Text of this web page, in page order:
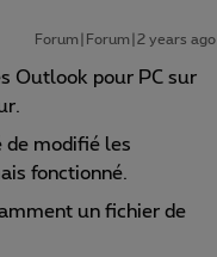
Forum|Forum|2 years ago
Outlook pour PC sur
modifié les
fonctionné.
un fichier de